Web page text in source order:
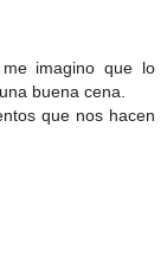
imagino que lo
buena cena.
que nos hacen